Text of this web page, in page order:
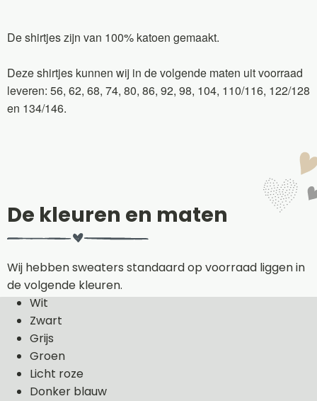
De shirtjes zijn van 100% katoen gemaakt.
Deze shirtjes kunnen wij in de volgende maten uit voorraad
leveren: 56, 62, 68, 74, 80, 86, 92, 98, 104, 110/116, 122/128
en 134/146.
De kleuren en maten
Wij hebben sweaters standaard op voorraad liggen in
de volgende kleuren.
Wit
Zwart
Grijs
Groen
Licht roze
Donker blauw